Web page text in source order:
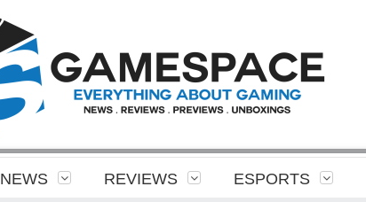
NEWS REVIEWS ESPORTS